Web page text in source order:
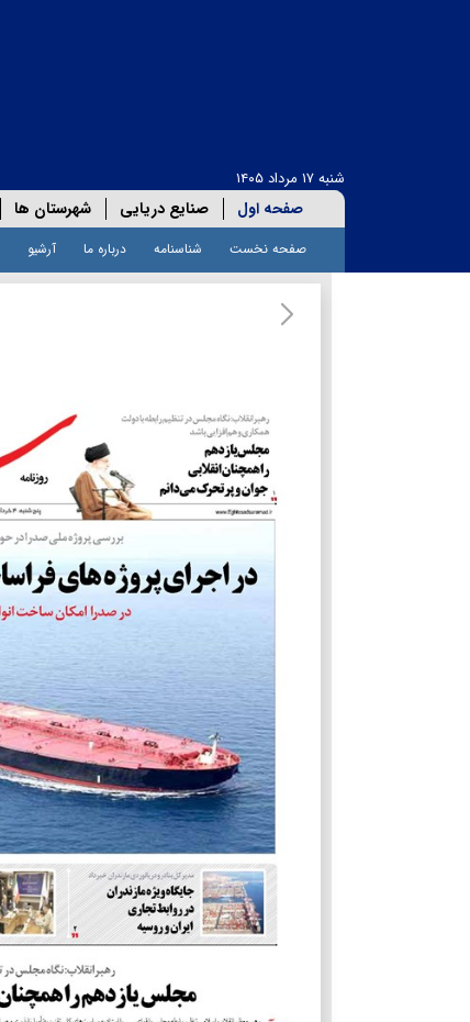
شنبه ۱۷ مرداد ۱۴۰۵
صفحه اول صنایع دریایی شهرستان ها
صفحه نخست شناسنامه درباره ما آرشیو